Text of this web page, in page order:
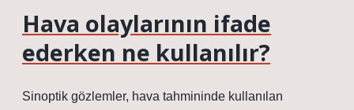
Hava olaylarının ifade
ederken ne kullanılır?
Sinoptik gözlemler, hava tahmininde kullanılan